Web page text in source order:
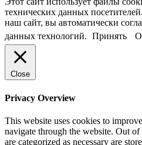
технических данных
наш сайт, вы автоматически
данных технологий. Принять
Close
Privacy Overview
This website uses cookies to
navigate through the website. Out
are categorized as necessary are